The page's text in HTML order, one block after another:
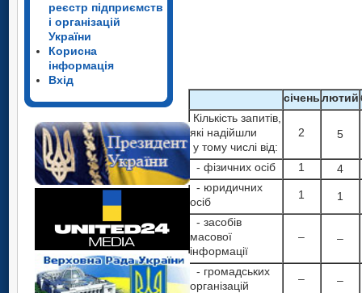
реєстр підприємств
і організацій
України
Корисна
інформація
Вхід
січеньлютий
Кількість запитів,
які надійшли
у тому числі від:
2 5
- фізичних осіб 1
4
- юридичних
осіб
1
1
- засобів
масової
інформації
– –
- громадських
організацій
–
–